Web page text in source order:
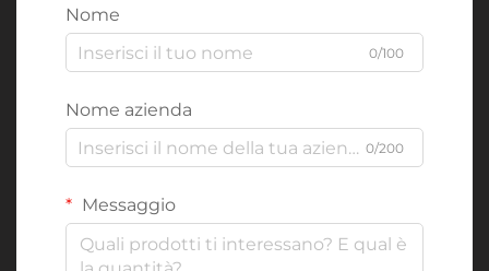
Nome
0/100
Nome azienda
0/200
Messaggio